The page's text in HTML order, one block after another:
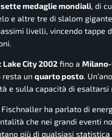
sette medaglie mondiali , di
e altre tre di slalom
livelli, vincendo tappe
Lake City 2002 fino a
resta un quarto posto .
e sulla capacità di esaltarsi
ha parlato di
che nei grandi eventi
più di qualsiasi statistica